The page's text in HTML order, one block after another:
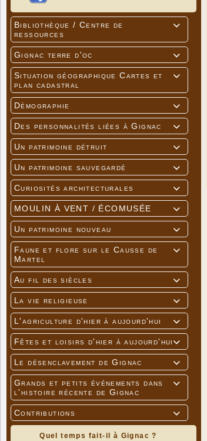

Bibliothèque / Centre de
ressources

Gignac terre d'oc

Situation géographique Cartes et
plan cadastral

Démographie

Des personnalités liées à Gignac

Un patrimoine détruit

Un patrimoine sauvegardé

Curiosités architecturales

MOULIN À VENT / ÉCOMUSÉE

Un patrimoine nouveau

Faune et flore sur le Causse de
Martel

Au fil des siècles

La vie religieuse

L'agriculture d'hier à aujourd'hui

Fêtes et loisirs d'hier à aujourd'hui

Le désenclavement de Gignac

Grands et petits événements dans
l'histoire récente de Gignac

Contributions
Quel temps fait-il à Gignac ?